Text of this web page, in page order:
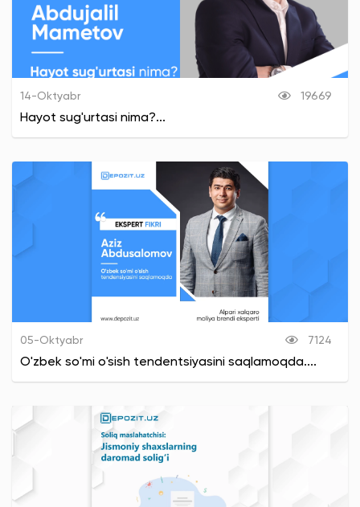
14-Oktyabr 19669
Hayot sug'urtasi nima?...
05-Oktyabr 7124
O'zbek so'mi o'sish tendentsiyasini saqlamoqda....